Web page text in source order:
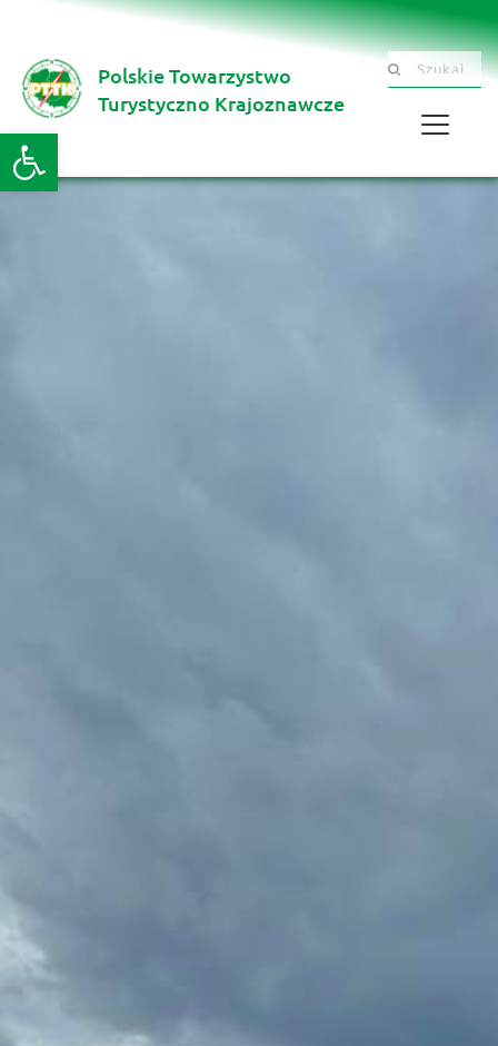
Otwórz pasek narzędzi
Polskie Towarzystwo
Turystyczno Krajoznawcze
Szukaj .......